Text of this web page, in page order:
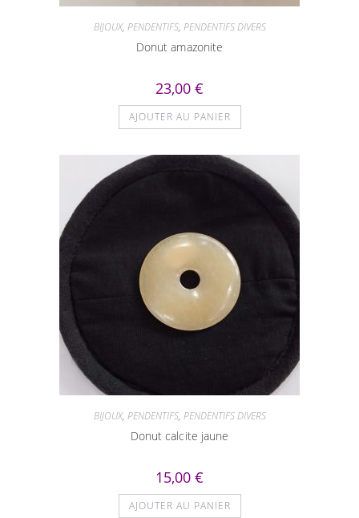
BIJOUX, PENDENTIFS, PENDENTIFS DIVERS
Donut amazonite
23,00 €
AJOUTER AU PANIER
BIJOUX, PENDENTIFS, PENDENTIFS DIVERS
Donut calcite jaune
15,00 €
AJOUTER AU PANIER